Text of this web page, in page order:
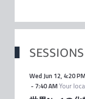
SESSIONS
Wed Jun 12, 4:20
- 7:40 AMYour